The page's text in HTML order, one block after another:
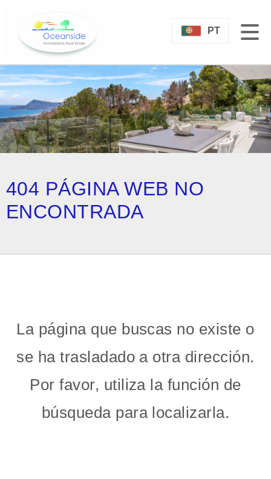
PT
404 PÁGINA WEB NO
ENCONTRADA
La página que buscas no existe o
se ha trasladado a otra dirección.
Por favor, utiliza la función de
búsqueda para localizarla.